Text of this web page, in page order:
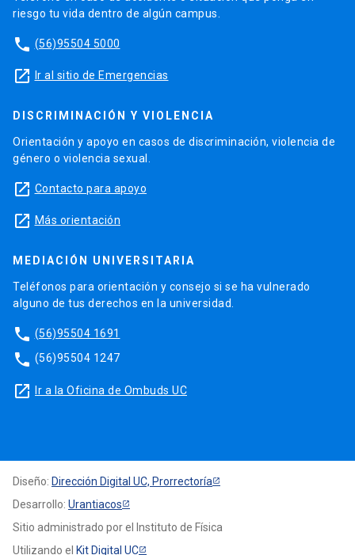
riesgo tu vida dentro de algún campus.
phone (56)95504 5000
launch Ir al sitio de Emergencias
DISCRIMINACIÓN Y VIOLENCIA
Orientación y apoyo en casos de discriminación, violencia de
género o violencia sexual.
launch Contacto para apoyo
launch Más orientación
MEDIACIÓN UNIVERSITARIA
Teléfonos para orientación y consejo si se ha vulnerado
alguno de tus derechos en la universidad.
phone (56)95504 1691
phone (56)95504 1247
launch Ir a la Oficina de Ombuds UC
Diseño: Dirección Digital UC, Prorrectoría
Desarrollo: Urantiacos
Sitio administrado por el Instituto de Física
Utilizando el Kit Digital UC